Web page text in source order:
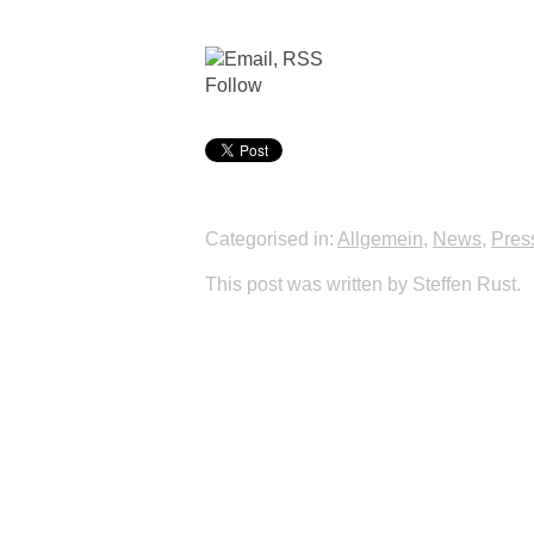
Follow
Categorised in: Allgemein, News,
This post was written by Steffen Rust.